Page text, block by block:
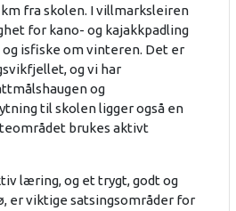
fra skolen. I villmarksleiren
for kano- og kajakkpadling
isfiske om vinteren. Det er
og vi har
og
til skolen ligger også en
brukes aktivt
læring, og et trygt, godt og
er viktige satsingsområder for